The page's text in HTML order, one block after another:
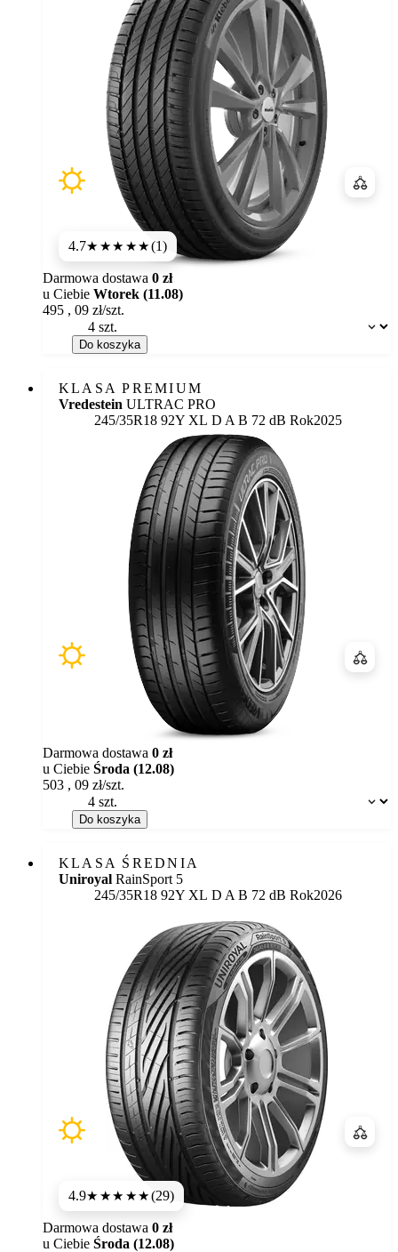
4.7★★★★★(1)
Dostępność:
Darmowa dostawa 0 zł
u Ciebie Wtorek (11.08)
495 , 09 zł/szt.
Do koszyka
KLASA PREMIUM
Vredestein ULTRAC PRO
245/35R18 92Y XL Etykieta:
D A B 72 dB Rok2025
Dostępność:
Darmowa dostawa 0 zł
u Ciebie Środa (12.08)
503 , 09 zł/szt.
Do koszyka
KLASA ŚREDNIA
Uniroyal RainSport 5
245/35R18 92Y XL Etykieta:
D A B 72 dB Rok2026
4.9★★★★★(29)
Darmowa dostawa 0 zł
u Ciebie Środa (12.08)